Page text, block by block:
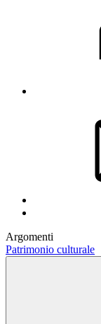
Argomenti
Patrimonio culturale